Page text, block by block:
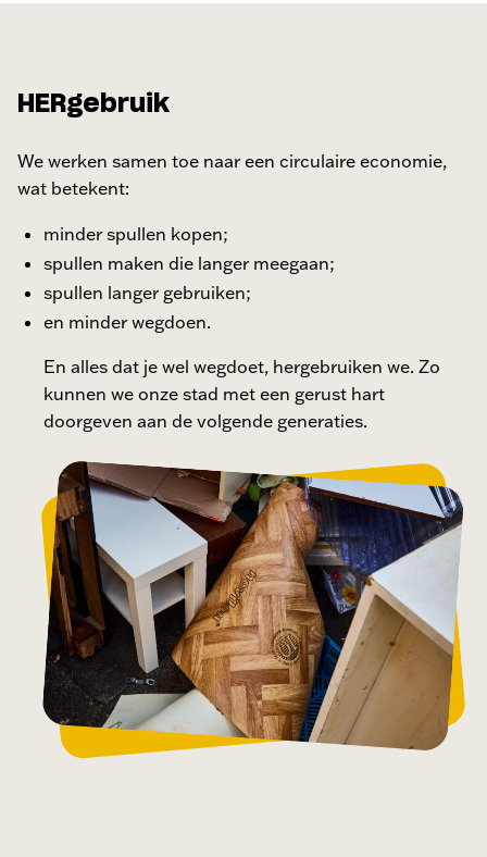
HERgebruik
We werken samen toe naar een circulaire economie,
wat betekent:
minder spullen kopen;
spullen maken die langer meegaan;
spullen langer gebruiken;
en minder wegdoen.
En alles dat je wel wegdoet, hergebruiken we. Zo
kunnen we onze stad met een gerust hart
doorgeven aan de volgende generaties.